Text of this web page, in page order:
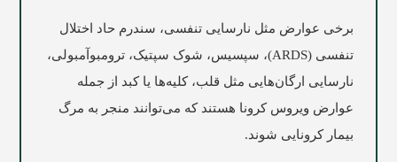
برخی عوارض مثل نارسایی تنفسی، سندرم حاد اختلال
تنفسی (ARDS
(، سپسیس، شوک سپتیک،ترومبوآمبولی،
نارسایی ارگان‌هایی مثل قلب، کلیه‌ها یا کبد از جمله
عوارض ویروس کرونا هستند که می‌توانند منجر به مرگ
بیمار کرونایی شوند.